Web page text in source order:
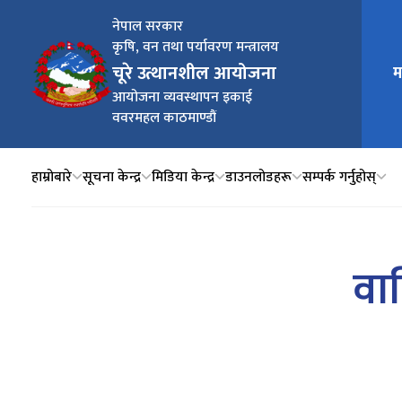
नेपाल सरकार
कृषि, वन तथा पर्यावरण मन्त्रालय
चूरे उत्थानशील आयोजना
आयोजना व्यवस्थापन इकाई
ववरमहल काठमाण्डौं
मुख्य
हाम्रोबारे सूचना केन्द्र मिडिया केन्द्र डाउनलोडहरू सम्पर्क गर्नुहोस्